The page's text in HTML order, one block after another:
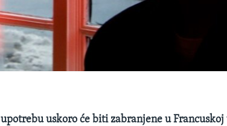
uskoro će biti zabranjene u Francuskoj